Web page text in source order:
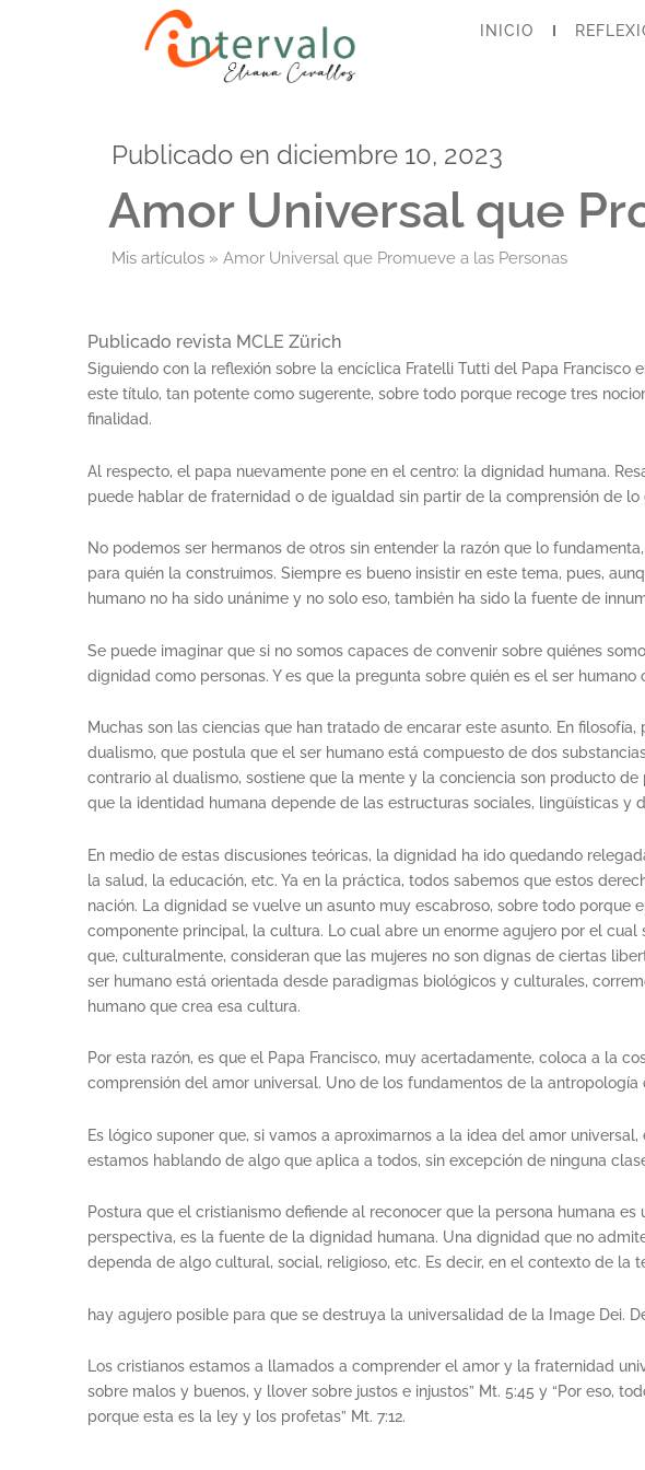
INICIO
Publicado en diciembre 10, 2023
Amor Universal que
Mis artículos » Amor Universal que Promueve a las Personas
Publicado revista MCLE Zürich
Siguiendo con la reflexión sobre la encíclica Fratelli Tutti del Papa Francisco
este título, tan potente como sugerente, sobre todo porque recoge tres
finalidad.
Al respecto, el papa nuevamente pone en el centro: la dignidad humana.
puede hablar de fraternidad o de igualdad sin partir de la comprensión de lo
No podemos ser hermanos de otros sin entender la razón que lo
para quién la construimos. Siempre es bueno insistir en este tema, pues,
humano no ha sido unánime y no solo eso, también ha sido la fuente de
Se puede imaginar que si no somos capaces de convenir sobre quiénes
dignidad como personas. Y es que la pregunta sobre quién es el ser
Muchas son las ciencias que han tratado de encarar este asunto. En
dualismo, que postula que el ser humano está compuesto de dos
contrario al dualismo, sostiene que la mente y la conciencia son producto
que la identidad humana depende de las estructuras sociales, lingüísticas y
En medio de estas discusiones teóricas, la dignidad ha ido quedando
la salud, la educación, etc. Ya en la práctica, todos sabemos que estos
nación. La dignidad se vuelve un asunto muy escabroso, sobre todo
componente principal, la cultura. Lo cual abre un enorme agujero por el
que, culturalmente, consideran que las mujeres no son dignas de ciertas
ser humano está orientada desde paradigmas biológicos y culturales,
humano que crea esa cultura.
Por esta razón, es que el Papa Francisco, muy acertadamente, coloca a la
comprensión del amor universal. Uno de los fundamentos de la antropología
Es lógico suponer que, si vamos a aproximarnos a la idea del amor
estamos hablando de algo que aplica a todos, sin excepción de ninguna
Postura que el cristianismo defiende al reconocer que la persona humana
perspectiva, es la fuente de la dignidad humana. Una dignidad que no
dependa de algo cultural, social, religioso, etc. Es decir, en el contexto de la
hay agujero posible para que se destruya la universalidad de la Image Dei.
Los cristianos estamos a llamados a comprender el amor y la fraternidad
sobre malos y buenos, y llover sobre justos e injustos” Mt. 5:45 y “Por eso,
porque esta es la ley y los profetas” Mt. 7:12.